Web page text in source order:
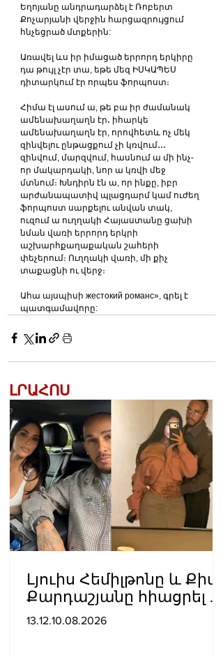
Եղոյանը անդրադարձել է Ռոբերտ
Քոչարյանի վերջին հարցազրույցում
հնչեցրած մտքերին:
Առավել ևս իր իմացած երրորդ երկիրը
դա թույլ չէր տա, եթե մեզ ԻՍԿԱՊԵՍ
դիտարկում էր որպես ֆորպոստ։
Հիմա էլ ասում ա, թե բա իր ժամանակ
ամենախաղաղն էր․ իհարկե
ամենախաղաղն էր, որովհետև ոչ մեկ
զինվելու ընթացքում չի կռվում․․․
զինվում, մարզվում, հասնում ա մի ինչ-
որ մակարդակի, նոր ա կռվի մեջ
մտնում։ Խնդիրն էն ա, որ ինքը, իբր
արժանապատիվ պլացդարմ կամ ուժեղ
ֆորպոստ սարքելու անվան տակ,
ուզում ա ուղղակի Հայաստանը ցախի
նման վառի երրորդ երկրի
աշխարհքաղաքական շահերի
փեչերում։ Ուղղակի վառի, մի քիչ
տաքացնի ու վերջ։
Ահա այսպիսի жестокий романс», գրել է
պատգամավորը:
ԼՐԱՀՈՍ
Լյուիս Հեմիլթոնը և Քիմ
Քարդաշյանը հիացրել են
երկրպագուներին նոր
13.12.10.08.2026